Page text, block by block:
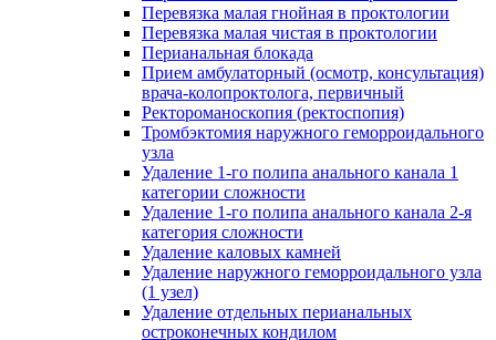
Перевязка малая гнойная в проктологии
Перевязка малая чистая в проктологии
Перианальная блокада
Прием амбулаторный (осмотр, консультация)
врача-колопроктолога, первичный
Ректороманоскопия (ректоспопия)
Тромбэктомия наружного геморроидального
узла
Удаление 1-го полипа анального канала 1
категории сложности
Удаление 1-го полипа анального канала 2-я
категория сложности
Удаление каловых камней
Удаление наружного геморроидального узла
(1 узел)
Удаление отдельных перианальных
остроконечных кондилом